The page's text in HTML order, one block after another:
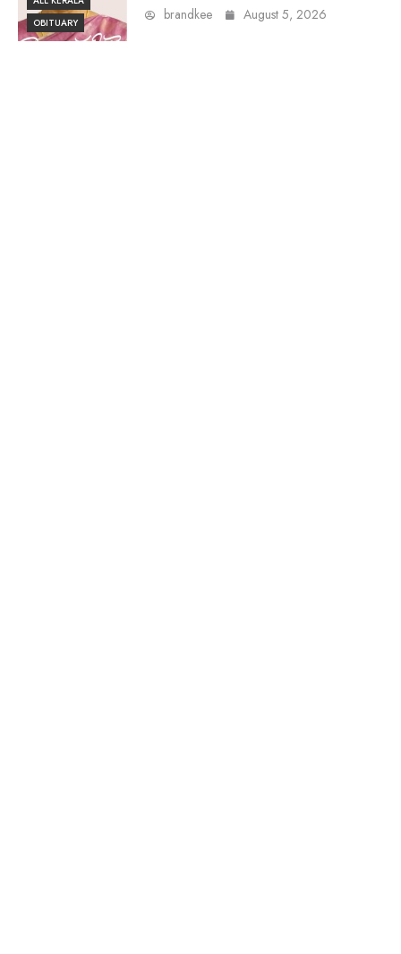
OBITUARY
brandkee August 5, 2026